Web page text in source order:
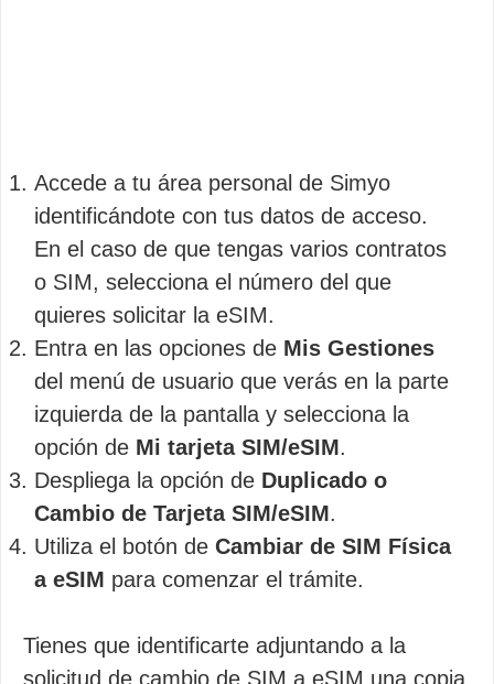
Accede a tu área personal de Simyo
identificándote con tus datos de acceso.
En el caso de que tengas varios contratos
o SIM, selecciona el número del que
quieres solicitar la eSIM.
Entra en las opciones de Mis Gestiones
del menú de usuario que verás en la parte
izquierda de la pantalla y selecciona la
opción de Mi tarjeta SIM/eSIM.
Despliega la opción de Duplicado o
Cambio de Tarjeta SIM/eSIM.
Utiliza el botón de Cambiar de SIM Física
a eSIM para comenzar el trámite.
Tienes que identificarte adjuntando a la
solicitud de cambio de SIM a eSIM una copia